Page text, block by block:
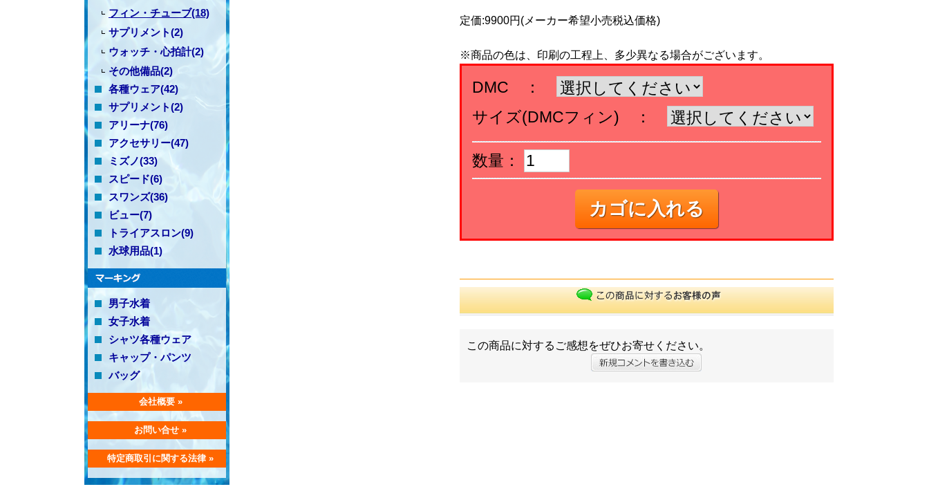
フィン・チューブ(18)
サプリメント(2)
ウォッチ・心拍計(2)
その他備品(2)
各種ウェア(42)
サプリメント(2)
アリーナ(76)
アクセサリー(47)
ミズノ(33)
スピード(6)
スワンズ(36)
ビュー(7)
トライアスロン(9)
水球用品(1)
男子水着
女子水着
シャツ各種ウェア
キャップ・パンツ
バッグ
会社概要 »
お問い合せ »
特定商取引に関する法律 »
定価:9900円(メーカー希望小売税込価格)
※商品の色は、印刷の工程上、多少異なる場合がございます。
DMC ：
サイズ(DMCフィン) ：
数量：
カゴに入れる
この商品に対するご感想をぜひお寄せください。